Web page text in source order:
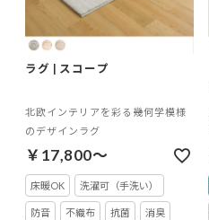
ラグ | スコープ
北欧インテリアを彩る幾何学模様
のデザインラグ
￥17,800～
床暖OK 洗濯可（手洗い）
防音 不織布 抗菌 消臭